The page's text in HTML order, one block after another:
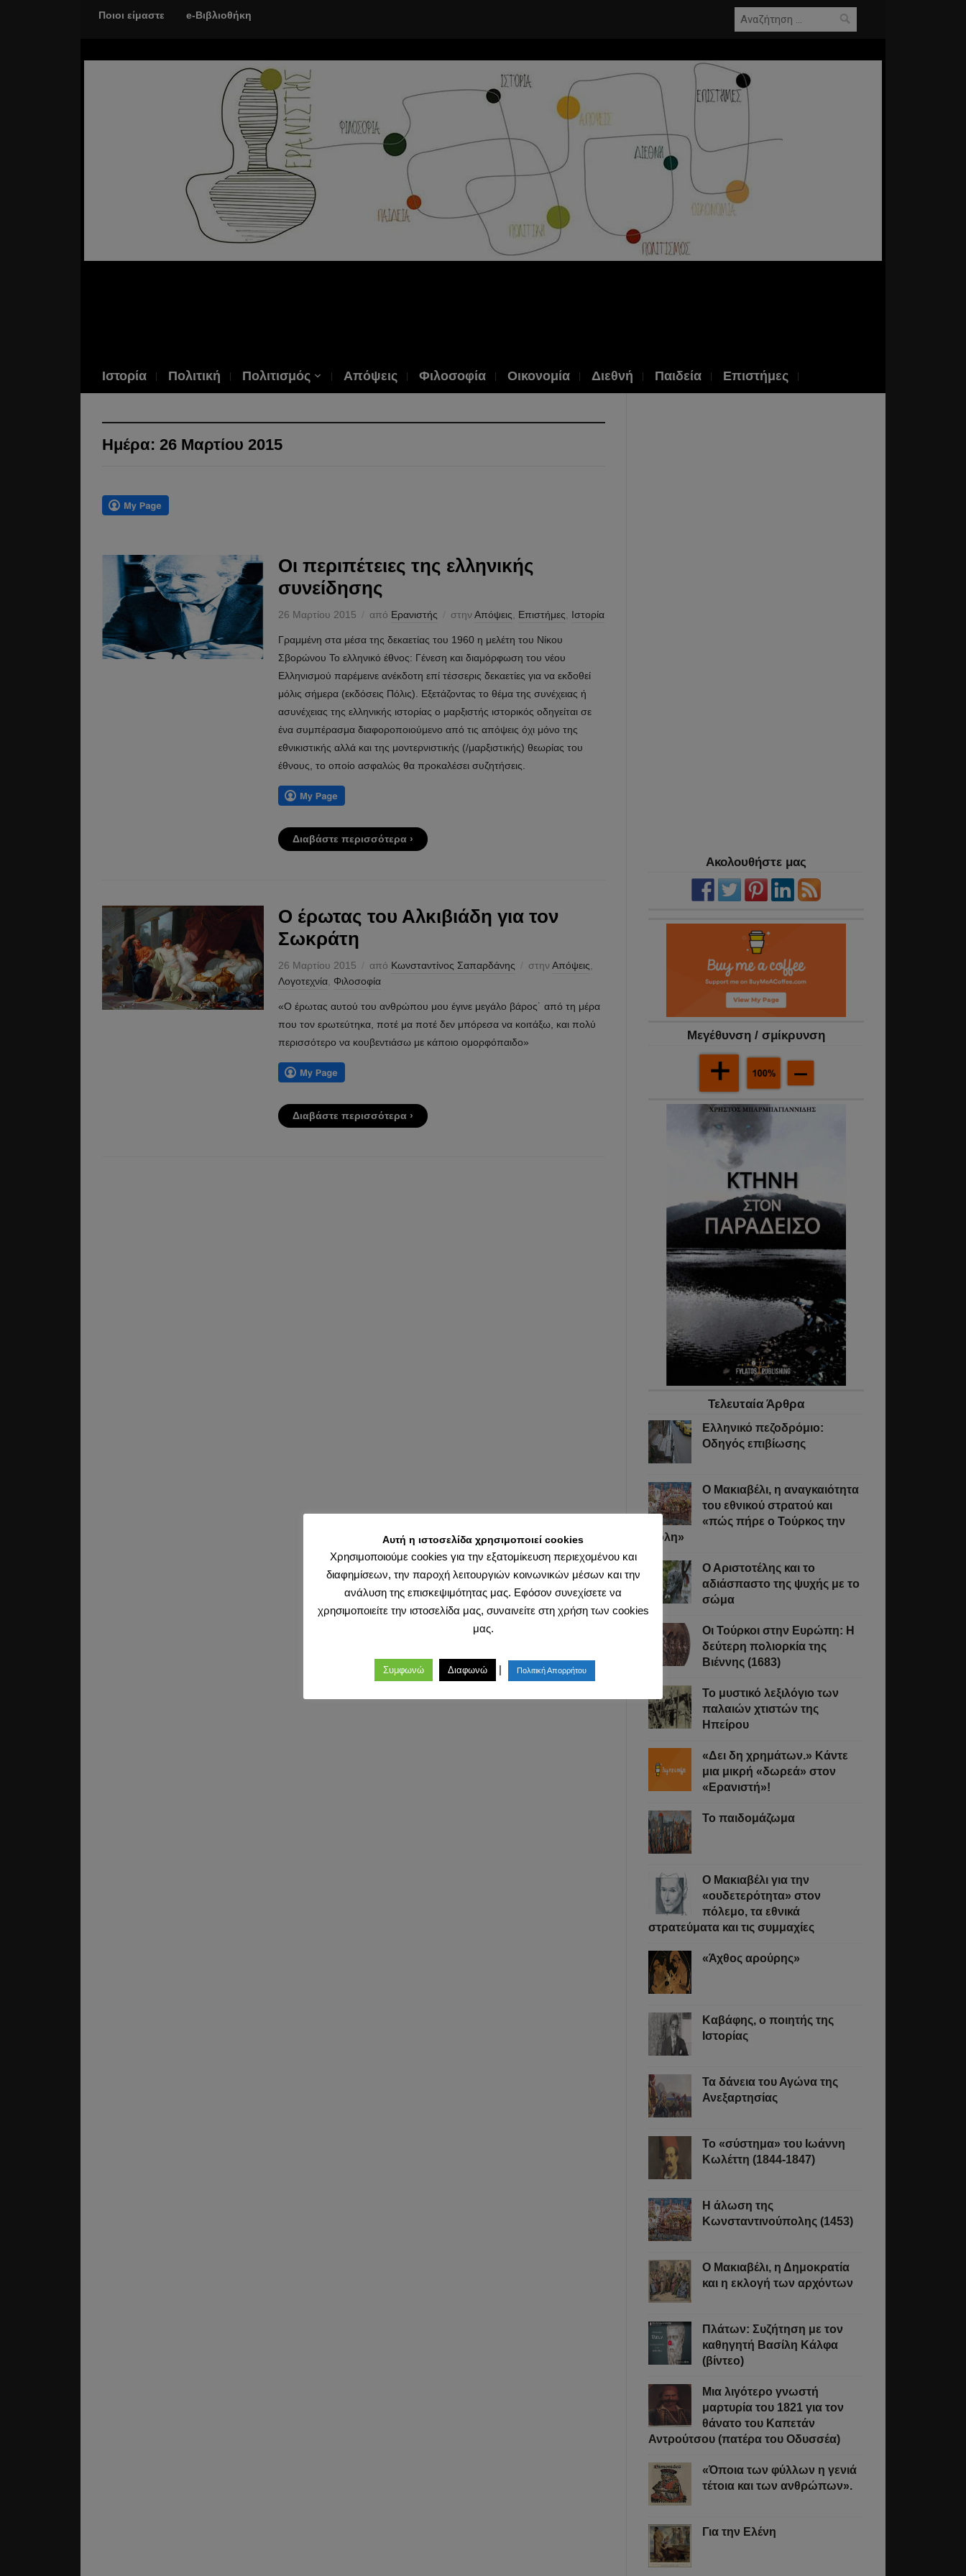
Ποιοι είμαστε e-Βιβλιοθήκη
Αναζήτηση
για:
Ιστορία Πολιτική Πολιτισμός Απόψεις Φιλοσοφία Οικονομία Διεθνή Παιδεία Επιστήμες
Ημέρα: 26 Μαρτίου 2015
Οι περιπέτειες της ελληνικής
συνείδησης
26 Μαρτίου 2015 από Ερανιστής στηνΑπόψεις Επιστήμες Ιστορία
Γραμμένη στα μέσα της δεκαετίας του 1960 η μελέτη του Νίκου
Σβορώνου Το ελληνικό έθνος: Γένεση και διαμόρφωση του νέου
Ελληνισμού παρέμεινε ανέκδοτη επί τέσσερις δεκαετίες για να εκδοθεί
μόλις σήμερα (εκδόσεις Πόλις). Εξετάζοντας το θέμα της συνέχειας ή
ασυνέχειας της ελληνικής ιστορίας ο μαρξιστής ιστορικός οδηγείται σε
ένα συμπέρασμα διαφοροποιούμενο από τις απόψεις όχι μόνο της
εθνικιστικής αλλά και της μοντερνιστικής (/μαρξιστικής) θεωρίας του
έθνους, το οποίο ασφαλώς θα προκαλέσει συζητήσεις.
Διαβάστε περισσότερα ›
Ο έρωτας του Αλκιβιάδη για τον
Σωκράτη
26 Μαρτίου 2015 από Κωνσταντίνος Σαπαρδάνης στηνΑπόψεις
Λογοτεχνία Φιλοσοφία
«Ο έρωτας αυτού του ανθρώπου μου έγινε μεγάλο βάρος˙ από τη μέρα
που τον ερωτεύτηκα, ποτέ μα ποτέ δεν μπόρεσα να κοιτάξω, και πολύ
περισσότερο να κουβεντιάσω με κάποιο ομορφόπαιδο»
Διαβάστε περισσότερα ›
Ακολουθήστε μας
Mεγέθυνση / σμίκρυνση
Τελευταία Άρθρα
Ελληνικό πεζοδρόμιο:
Οδηγός επιβίωσης
Ο Μακιαβέλι, η αναγκαιότητα
του εθνικού στρατού και
«πώς πήρε ο Τούρκος την
Πόλη»
Ο Αριστοτέλης και το
αδιάσπαστο της ψυχής με το
σώμα
Οι Τούρκοι στην Ευρώπη: Η
δεύτερη πολιορκία της
Βιέννης (1683)
Το μυστικό λεξιλόγιο των
παλαιών χτιστών της
Ηπείρου
«Δει δη χρημάτων.» Κάντε
μια μικρή «δωρεά» στον
«Ερανιστή»!
Το παιδομάζωμα
O Μακιαβέλι για την
«ουδετερότητα» στον
πόλεμο, τα εθνικά
στρατεύματα και τις συμμαχίες
«Άχθος αρούρης»
Καβάφης, ο ποιητής της
Ιστορίας
Τα δάνεια του Αγώνα της
Ανεξαρτησίας
Το «σύστημα» του Ιωάννη
Κωλέττη (1844-1847)
Η άλωση της
Κωνσταντινούπολης (1453)
Ο Μακιαβέλι, η Δημοκρατία
και η εκλογή των αρχόντων
Πλάτων: Συζήτηση με τον
καθηγητή Βασίλη Κάλφα
(βίντεο)
Μια λιγότερο γνωστή
μαρτυρία του 1821 για τον
θάνατο του Καπετάν
Αντρούτσου (πατέρα του Οδυσσέα)
«Όποια των φύλλων η γενιά
τέτοια και των ανθρώπων».
Για την Ελένη
Αυτή η ιστοσελίδα χρησιμοποιεί cookies
Χρησιμοποιούμε cookies για την εξατομίκευση περιεχομένου και
διαφημίσεων, την παροχή λειτουργιών κοινωνικών μέσων και την
ανάλυση της επισκεψιμότητας μας. Εφόσον συνεχίσετε να
χρησιμοποιείτε την ιστοσελίδα μας, συναινείτε στη χρήση των cookies
μας.
Συμφωνώ Διαφωνώ | Πολιτική Απορρήτου